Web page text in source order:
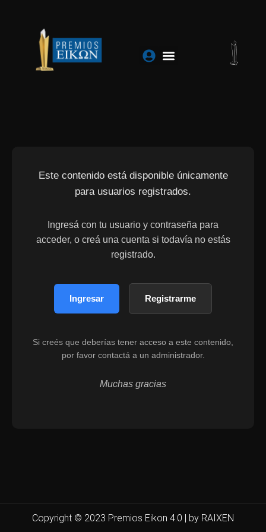
contenido
Este contenido está disponible únicamente
para usuarios registrados.
Ingresá con tu usuario y contraseña para
acceder, o creá una cuenta si todavía no estás
registrado.
Ingresar Registrarme
Si creés que deberías tener acceso a este contenido,
por favor contactá a un administrador.
Muchas gracias
Copyright © 2023 Premios Eikon 4.0 | by RAIXEN